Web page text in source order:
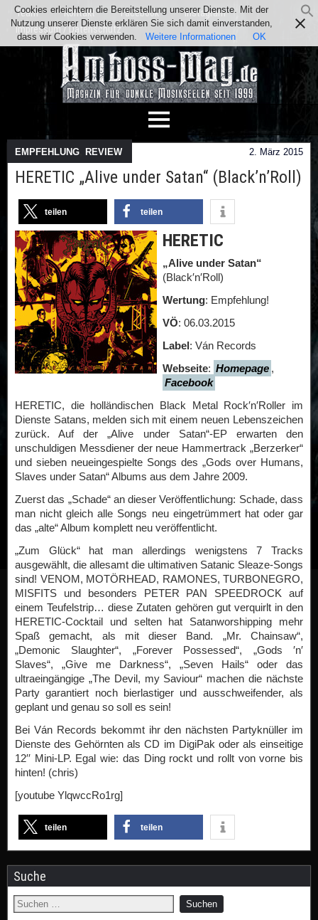
Team Kontakt Facebook
Instagram
Impressum / Datenschutz
EMPFEHLUNG REVIEW 2. März 2015
HERETIC „Alive under Satan“ (Black’n’Roll)
teilen teilen
HERETIC
„Alive under Satan“
(Black′n′Roll)
Wertung: Empfehlung!
VÖ: 06.03.2015
Label: Ván Records
Webseite: Homepage ,
Facebook
HERETIC, die holländischen Black Metal Rock′n′Roller im
Dienste Satans, melden sich mit einem neuen Lebenszeichen
zurück. Auf der „Alive under Satan“-EP erwarten den
unschuldigen Messdiener der neue Hammertrack „Berzerker“
und sieben neueingespielte Songs des „Gods over Humans,
Slaves under Satan“ Albums aus dem Jahre 2009.
Zuerst das „Schade“ an dieser Veröffentlichung: Schade, dass
man nicht gleich alle Songs neu eingetrümmert hat oder gar
das „alte“ Album komplett neu veröffentlicht.
„Zum Glück“ hat man allerdings wenigstens 7 Tracks
ausgewählt, die allesamt die ultimativen Satanic Sleaze-Songs
sind! VENOM, MOTÖRHEAD, RAMONES, TURBONEGRO,
MISFITS und besonders PETER PAN SPEEDROCK auf
einem Teufelstrip… diese Zutaten gehören gut verquirlt in den
HERETIC-Cocktail und selten hat Satanworshipping mehr
Spaß gemacht, als mit dieser Band. „Mr. Chainsaw“,
„Demonic Slaughter“, „Forever Possessed“, „Gods ′n′
Slaves“, „Give me Darkness“, „Seven Hails“ oder das
ultraeingängige „The Devil, my Saviour“ machen die nächste
Party garantiert noch bierlastiger und ausschweifender, als
geplant und genau so soll es sein!
Bei Ván Records bekommt ihr den nächsten Partyknüller im
Dienste des Gehörnten als CD im DigiPak oder als einseitige
12′′ Mini-LP. Egal wie: das Ding rockt und rollt von vorne bis
hinten! (chris)
[youtube YlqwccRo1rg]
teilen teilen
Suche
Cookies erleichtern die Bereitstellung unserer Dienste. Mit der
Nutzung unserer Dienste erklären Sie sich damit einverstanden,
dass wir Cookies verwenden.
Weitere Informationen OK